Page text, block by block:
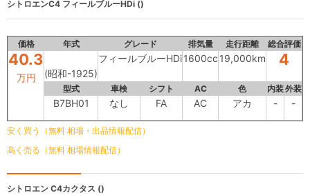
シトロエンC4 フィールブルーHDi ()
価格 年式 グレード 排気量 走行距離 総合評価
40.3
万円 (昭和-1925)
フィールブルーHDi1600cc 19,000km 4
型式 車検 シフト AC 色 内装外装
B7BH01 なし FA AC アカ - -
安く買う（無料 相場・出品情報配信）
高く売る（無料 相場情報配信）
シトロエン C4カクタス ()